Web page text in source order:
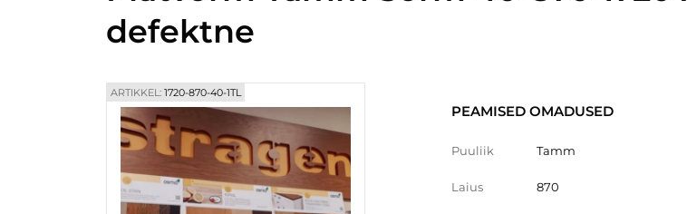
defektne
ARTIKKEL: 1720-870-40-1TL
PEAMISED OMADUSED
Puuliik Tamm
Laius 870